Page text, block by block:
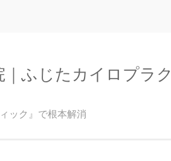
ふじたカイロプラク
ック』で根本解消